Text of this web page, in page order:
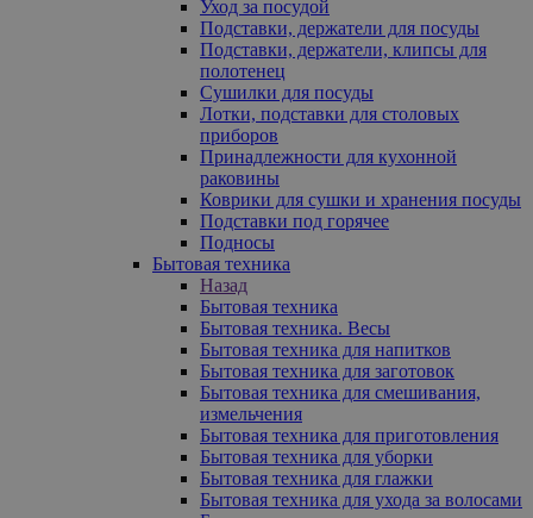
Уход за посудой
Подставки, держатели для посуды
Подставки, держатели, клипсы для
полотенец
Сушилки для посуды
Лотки, подставки для столовых
приборов
Принадлежности для кухонной
раковины
Коврики для сушки и хранения посуды
Подставки под горячее
Подносы
Бытовая техника
Назад
Бытовая техника
Бытовая техника. Весы
Бытовая техника для напитков
Бытовая техника для заготовок
Бытовая техника для смешивания,
измельчения
Бытовая техника для приготовления
Бытовая техника для уборки
Бытовая техника для глажки
Бытовая техника для ухода за волосами